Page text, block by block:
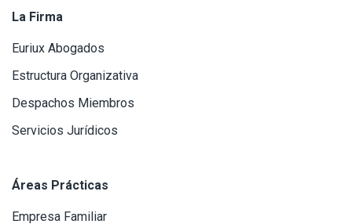
La Firma
Euriux Abogados
Estructura Organizativa
Despachos Miembros
Servicios Jurídicos
Áreas Prácticas
Empresa Familiar